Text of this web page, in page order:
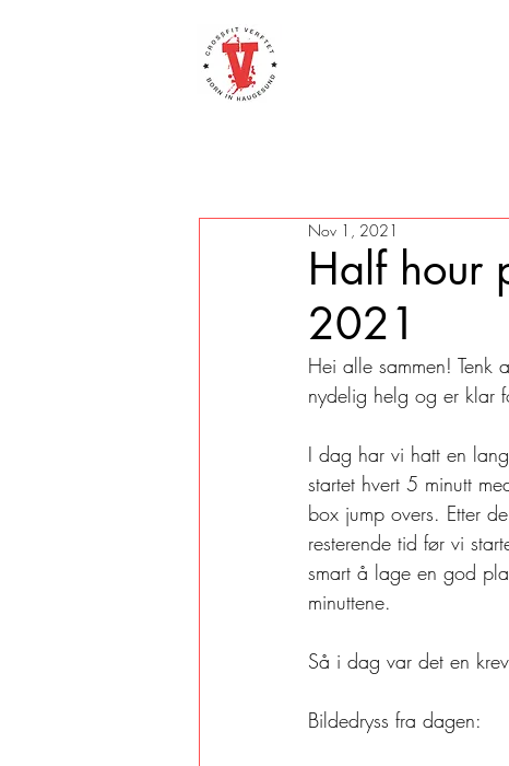
Half hour
2021
Nov 1, 2021
Hei alle sammen! Tenk
nydelig helg og er klar
I dag har vi hatt en
startet hvert 5 minutt
box jump overs. Etter
resterende tid før vi
smart å lage en god
minuttene.
Så i dag var det en
Bildedryss fra dagen: